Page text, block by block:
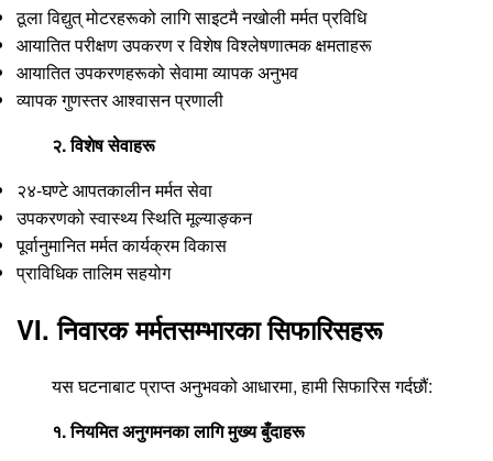
ठूला विद्युत् मोटरहरूको लागि साइटमै नखोली मर्मत प्रविधि
आयातित परीक्षण उपकरण र विशेष विश्लेषणात्मक क्षमताहरू
आयातित उपकरणहरूको सेवामा व्यापक अनुभव
व्यापक गुणस्तर आश्वासन प्रणाली
२. विशेष सेवाहरू
२४-घण्टे आपतकालीन मर्मत सेवा
उपकरणको स्वास्थ्य स्थिति मूल्याङ्कन
पूर्वानुमानित मर्मत कार्यक्रम विकास
प्राविधिक तालिम सहयोग
VI. निवारक मर्मतसम्भारका सिफारिसहरू
यस घटनाबाट प्राप्त अनुभवको आधारमा, हामी सिफारिस गर्दछौं:
१. नियमित अनुगमनका लागि मुख्य बुँदाहरू